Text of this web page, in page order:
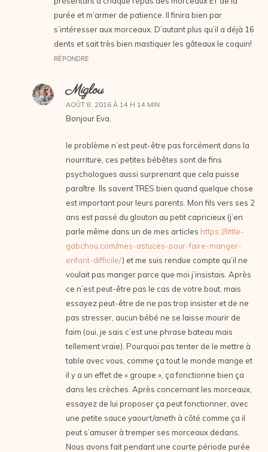
purée et m’armer de patience. Il finira bien par
s’intéresser aux morceaux. D’autant plus qu’il a déjà 16
dents et sait très bien mastiquer les gâteaux le coquin!
RÉPONDRE
Miglou
AOÛT 8, 2016 À 14 H 14 MIN
Bonjour Eva,
le problème n’est peut-être pas forcément dans la
nourriture, ces petites bébêtes sont de fins
psychologues aussi surprenant que cela puisse
paraître. Ils savent TRES bien quand quelque chose
est important pour leurs parents. Mon fils vers ses 2
ans est passé du glouton au petit capricieux (j’en
parle même dans un de mes articles https://little-
gabchou.com/mes-astuces-pour-faire-manger-
enfant-difficile/) et me suis rendue compte qu’il ne
voulait pas manger parce que moi j’insistais. Après
ce n’est peut-être pas le cas de votre bout, mais
essayez peut-être de ne pas trop insister et de ne
pas stresser, aucun bébé ne se laisse mourir de
faim (oui, je sais c’est une phrase bateau mais
tellement vraie). Pourquoi pas tenter de le mettre à
table avec vous, comme ça tout le monde mange et
il y a un effet de « groupe », ça fonctionne bien ça
dans les crèches. Après concernant les morceaux,
essayez de lui proposer ça peut fonctionner, avec
une petite sauce yaourt/aneth à côté comme ça il
peut s’amuser à tremper ses morceaux dedans.
Nous avons fait pendant une courte période purée